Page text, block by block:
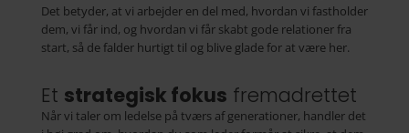
Det betyder, at vi arbejder en del med, hvordan vi fastholder
dem, vi får ind, og hvordan vi får skabt gode relationer fra
start, så de falder hurtigt til og blive glade for at være her.
Et strategisk fokus fremadrettet
Når vi taler om ledelse på tværs af generationer, handler det